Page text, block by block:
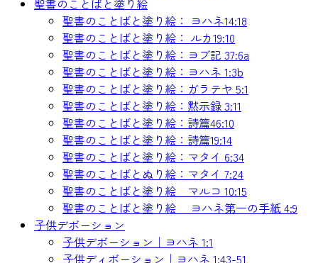
聖書のことばと塗り絵
聖書のことばと塗り絵： ヨハネ14:18
聖書のことばと塗り絵： ルカ19:10
聖書のことばと塗り絵：ヨブ記 37:6a
聖書のことばと塗り絵：ヨハネ 1:3b
聖書のことばと塗り絵：ガラテヤ 5:1
聖書のことばと塗り絵：黙示録 3:11
聖書のことばと塗り絵：詩篇46:10
聖書のことばと塗り絵：詩篇19:14
聖書のことばと塗り絵：マタイ 6:34
聖書のことばとぬり絵：マタイ 7:24
聖書のことばと塗り絵 マルコ 10:15
聖書のことばと塗り絵 ヨハネ第一の手紙 4:9
子供デボーション
子供デボーション｜ヨハネ 1:1
子供ディボーション｜ヨハネ 1:43-51